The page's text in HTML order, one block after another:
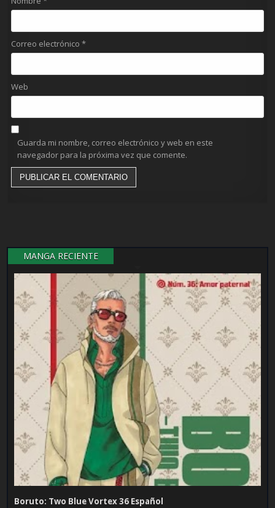
Correo electrónico*
Web
Guarda mi nombre, correo electrónico y web en este
navegador para la próxima vez que comente.
MANGA RECIENTE
Boruto: Two Blue Vortex 36 Español